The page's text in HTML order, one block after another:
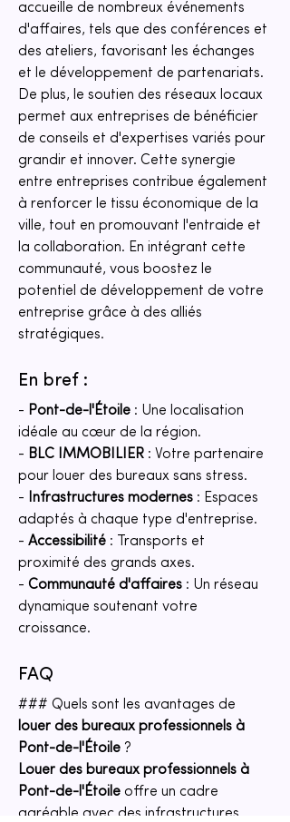
accueille de nombreux événements
d'affaires, tels que des conférences et
des ateliers, favorisant les échanges
et le développement de partenariats.
De plus, le soutien des réseaux locaux
permet aux entreprises de bénéficier
de conseils et d'expertises variés pour
grandir et innover. Cette synergie
entre entreprises contribue également
à renforcer le tissu économique de la
ville, tout en promouvant l'entraide et
la collaboration. En intégrant cette
communauté, vous boostez le
potentiel de développement de votre
entreprise grâce à des alliés
stratégiques.
En bref :
- Pont-de-l'Étoile : Une localisation
idéale au cœur de la région.
- BLC IMMOBILIER : Votre partenaire
pour louer des bureaux sans stress.
-
Infrastructures modernes : Espaces
adaptés à chaque type d'entreprise.
- Accessibilité : Transports et
proximité des grands axes.
- Communauté d'affaires : Un réseau
dynamique soutenant votre
croissance.
FAQ
### Quels sont les avantages de
louer des bureaux professionnels à
Pont-de-l'Étoile ?
Louer des bureaux professionnels à
Pont-de-l'Étoile offre un cadre
agréable avec des infrastructures